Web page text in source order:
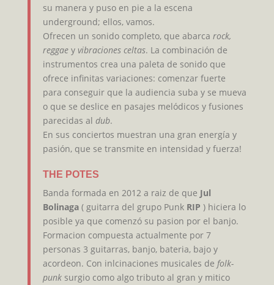
su manera y puso en pie a la escena
underground; ellos, vamos.
Ofrecen un sonido completo, que abarca rock,
reggaey vibraciones celtas. La combinación de
instrumentos crea una paleta de sonido que
ofrece infinitas variaciones: comenzar fuerte
para conseguir que la audiencia suba y se mueva
o que se deslice en pasajes melódicos y fusiones
parecidas al dub.
En sus conciertos muestran una gran energía y
pasión, que se transmite en intensidad y fuerza!
THE POTES
Banda formada en 2012 a raiz de que Jul
Bolinaga( guitarra del grupo Punk RIP ) hiciera lo
posible ya que comenzó su pasion por el banjo.
Formacion compuesta actualmente por 7
personas 3 guitarras, banjo, bateria, bajo y
acordeon. Con inlcinaciones musicales de folk-
punksurgio como algo tributo al gran y mitico